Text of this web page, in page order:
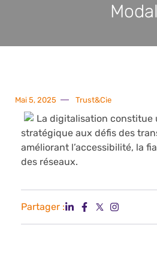
Modal
Mai 5, 2025 Trust&Cie
La digitalisation constitue
stratégique aux défis des
améliorant l’accessibilité, la
des réseaux.
Partager :